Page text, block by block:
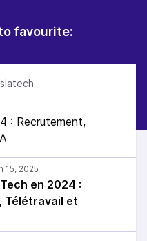
favourite:
: Recrutement,
en 2024 :
Télétravail et